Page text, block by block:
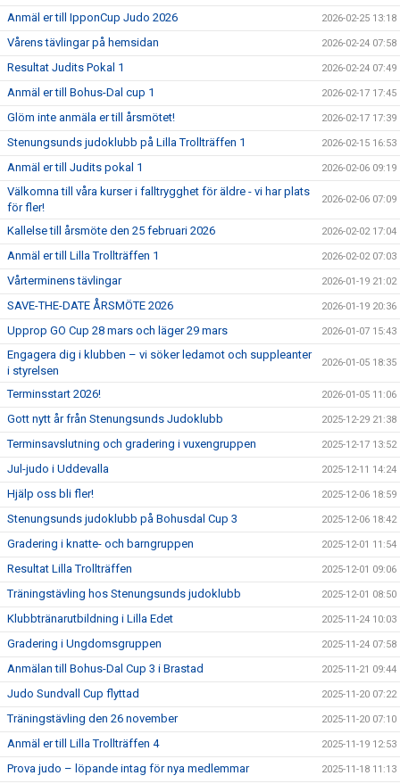
Anmäl er till IpponCup Judo 2026 2026-02-25 13:18
Vårens tävlingar på hemsidan 2026-02-24 07:58
Resultat Judits Pokal 1 2026-02-24 07:49
Anmäl er till Bohus-Dal cup 1 2026-02-17 17:45
Glöm inte anmäla er till årsmötet! 2026-02-17 17:39
Stenungsunds judoklubb på Lilla Trollträffen 1 2026-02-15 16:53
Anmäl er till Judits pokal 1 2026-02-06 09:19
Välkomna till våra kurser i falltrygghet för äldre - vi har plats
för fler!
2026-02-06 07:09
Kallelse till årsmöte den 25 februari 2026 2026-02-02 17:04
Anmäl er till Lilla Trollträffen 1 2026-02-02 07:03
Vårterminens tävlingar 2026-01-19 21:02
SAVE-THE-DATE ÅRSMÖTE 2026 2026-01-19 20:36
Upprop GO Cup 28 mars och läger 29 mars 2026-01-07 15:43
Engagera dig i klubben – vi söker ledamot och suppleanter
i styrelsen
2026-01-05 18:35
Terminsstart 2026! 2026-01-05 11:06
Gott nytt år från Stenungsunds Judoklubb 2025-12-29 21:38
Terminsavslutning och gradering i vuxengruppen 2025-12-17 13:52
Jul-judo i Uddevalla 2025-12-11 14:24
Hjälp oss bli fler! 2025-12-06 18:59
Stenungsunds judoklubb på Bohusdal Cup 3 2025-12-06 18:42
Gradering i knatte- och barngruppen 2025-12-01 11:54
Resultat Lilla Trollträffen 2025-12-01 09:06
Träningstävling hos Stenungsunds judoklubb 2025-12-01 08:50
Klubbtränarutbildning i Lilla Edet 2025-11-24 10:03
Gradering i Ungdomsgruppen 2025-11-24 07:58
Anmälan till Bohus-Dal Cup 3 i Brastad 2025-11-21 09:44
Judo Sundvall Cup flyttad 2025-11-20 07:22
Träningstävling den 26 november 2025-11-20 07:10
Anmäl er till Lilla Trollträffen 4 2025-11-19 12:53
Prova judo – löpande intag för nya medlemmar 2025-11-18 11:13